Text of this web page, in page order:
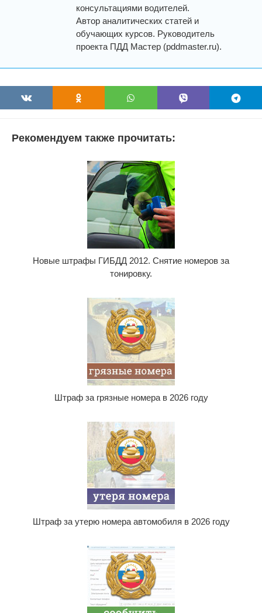
консультациями водителей.
Автор аналитических статей и
обучающих курсов. Руководитель
проекта ПДД Мастер (pddmaster.ru).
Рекомендуем также прочитать:
Новые штрафы ГИБДД 2012. Снятие номеров за
тонировку.
Штраф за грязные номера в 2026 году
Штраф за утерю номера автомобиля в 2026 году